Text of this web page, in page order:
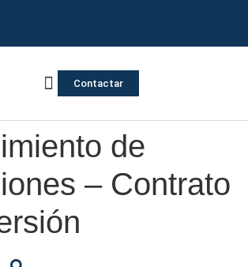
Contactar
de
– Contrato